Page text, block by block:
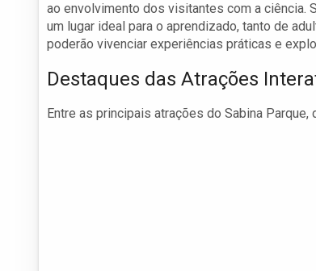
ao envolvimento dos visitantes com a ciência.
um lugar ideal para o aprendizado, tanto de
poderão vivenciar experiências práticas e
Destaques das Atrações
Entre as principais atrações do Sabina Parque,